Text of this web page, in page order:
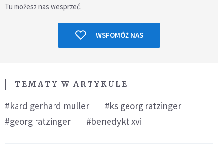
Tu możesz nas wesprzeć.
WSPOMÓŻ NAS
TEMATY W ARTYKULE
#kard gerhard muller
#ks georg ratzinger
#georg ratzinger
#benedykt xvi